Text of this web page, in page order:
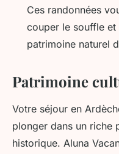
Ces randonnées
couper le souffle et
patrimoine naturel
Patrimoine
Votre séjour en
plonger dans un riche
historique. Aluna